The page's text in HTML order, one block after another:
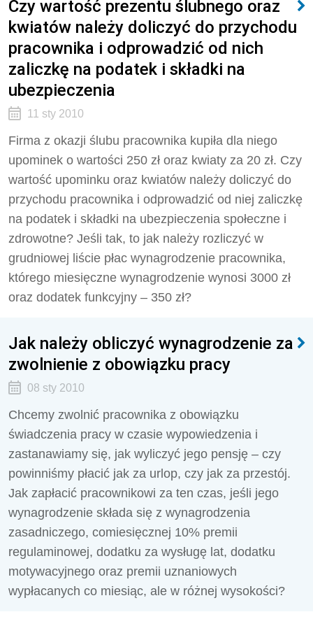
Czy wartość prezentu ślubnego oraz
kwiatów należy doliczyć do przychodu
pracownika i odprowadzić od nich
zaliczkę na podatek i składki na
ubezpieczenia
11 sty 2010
Firma z okazji ślubu pracownika kupiła dla niego
upominek o wartości 250 zł oraz kwiaty za 20 zł. Czy
wartość upominku oraz kwiatów należy doliczyć do
przychodu pracownika i odprowadzić od niej zaliczkę
na podatek i składki na ubezpieczenia społeczne i
zdrowotne? Jeśli tak, to jak należy rozliczyć w
grudniowej liście płac wynagrodzenie pracownika,
którego miesięczne wynagrodzenie wynosi 3000 zł
oraz dodatek funkcyjny – 350 zł?
Jak należy obliczyć wynagrodzenie za
zwolnienie z obowiązku pracy
08 sty 2010
Chcemy zwolnić pracownika z obowiązku
świadczenia pracy w czasie wypowiedzenia i
zastanawiamy się, jak wyliczyć jego pensję – czy
powinniśmy płacić jak za urlop, czy jak za przestój.
Jak zapłacić pracownikowi za ten czas, jeśli jego
wynagrodzenie składa się z wynagrodzenia
zasadniczego, comiesięcznej 10% premii
regulaminowej, dodatku za wysługę lat, dodatku
motywacyjnego oraz premii uznaniowych
wypłacanych co miesiąc, ale w różnej wysokości?